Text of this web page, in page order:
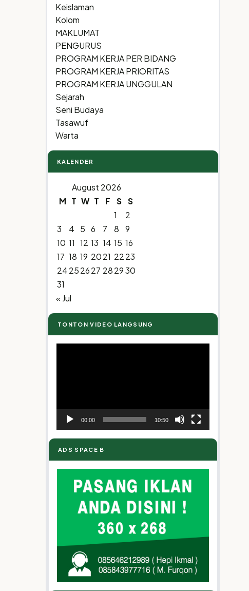
Keislaman
Kolom
MAKLUMAT
PENGURUS
PROGRAM KERJA PER BIDANG
PROGRAM KERJA PRIORITAS
PROGRAM KERJA UNGGULAN
Sejarah
Seni Budaya
Tasawuf
Warta
KALENDER
August 2026
M T W T F S S
1
2
3
4 5 6 7 8
9
10 11 12 13 14 15 16
17 18 19 2021 2223
24252627 282930
31
« Jul
TONTON VIDEO LANGSUNG
00:00 10:50
ADS SPACE B